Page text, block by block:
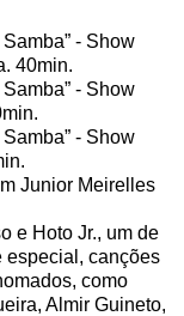
- Show
40min.
- Show
- Show
Junior Meirelles
e Hoto Jr., um de
especial, canções
como
Almir Guineto,